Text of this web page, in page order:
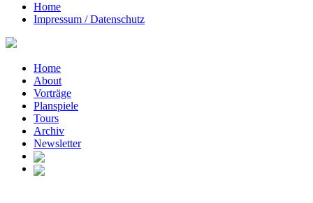
Home
Impressum / Datenschutz
Home
About
Vorträge
Planspiele
Tours
Archiv
Newsletter